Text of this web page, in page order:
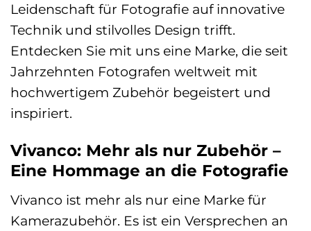
Leidenschaft für Fotografie auf innovative
Technik und stilvolles Design trifft.
Entdecken Sie mit uns eine Marke, die seit
Jahrzehnten Fotografen weltweit mit
hochwertigem Zubehör begeistert und
inspiriert.
Vivanco: Mehr als nur Zubehör –
Eine Hommage an die Fotografie
Vivanco ist mehr als nur eine Marke für
Kamerazubehör. Es ist ein Versprechen an